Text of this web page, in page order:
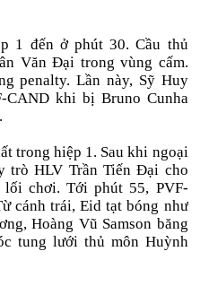
1 đến ở phút 30. Cầu thủ
Văn Đại trong vùng cấm.
penalty. Lần này, Sỹ Huy
CAND khi bị Bruno Cunha
trong hiệp 1. Sau khi ngoại
trò HLV Trần Tiến Đại cho
chơi. Tới phút 55, PVF-
cánh trái, Eid tạt bóng như
Hoàng Vũ Samson băng
tung lưới thủ môn Huỳnh